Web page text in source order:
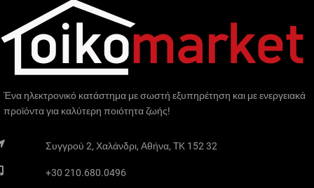
Ένα ηλεκτρονικό κατάστημα με σωστή εξυπηρέτηση και με ενεργειακά
προϊόντα για καλύτερη ποιότητα ζωής!
Συγγρού 2, Χαλάνδρι, Αθήνα, TK 152 32
+30 210.680.0496